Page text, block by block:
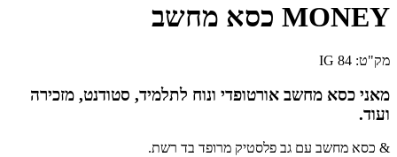
MONEY כסא מחשב
מק"ט: IG 84
מאני כסא מחשב אורטופדי ונוח לתלמיד, סטודנט, מזכירה
ועוד.
& כסא מחשב עם גב פלסטיק מרופד בד רשת.